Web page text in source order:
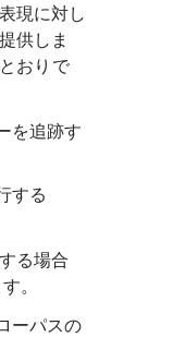
現に対し
供しま
おりで
を追跡す
する
る場合
。
ーパスの